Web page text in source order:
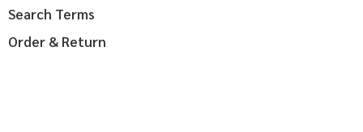
Search Terms
Order & Return